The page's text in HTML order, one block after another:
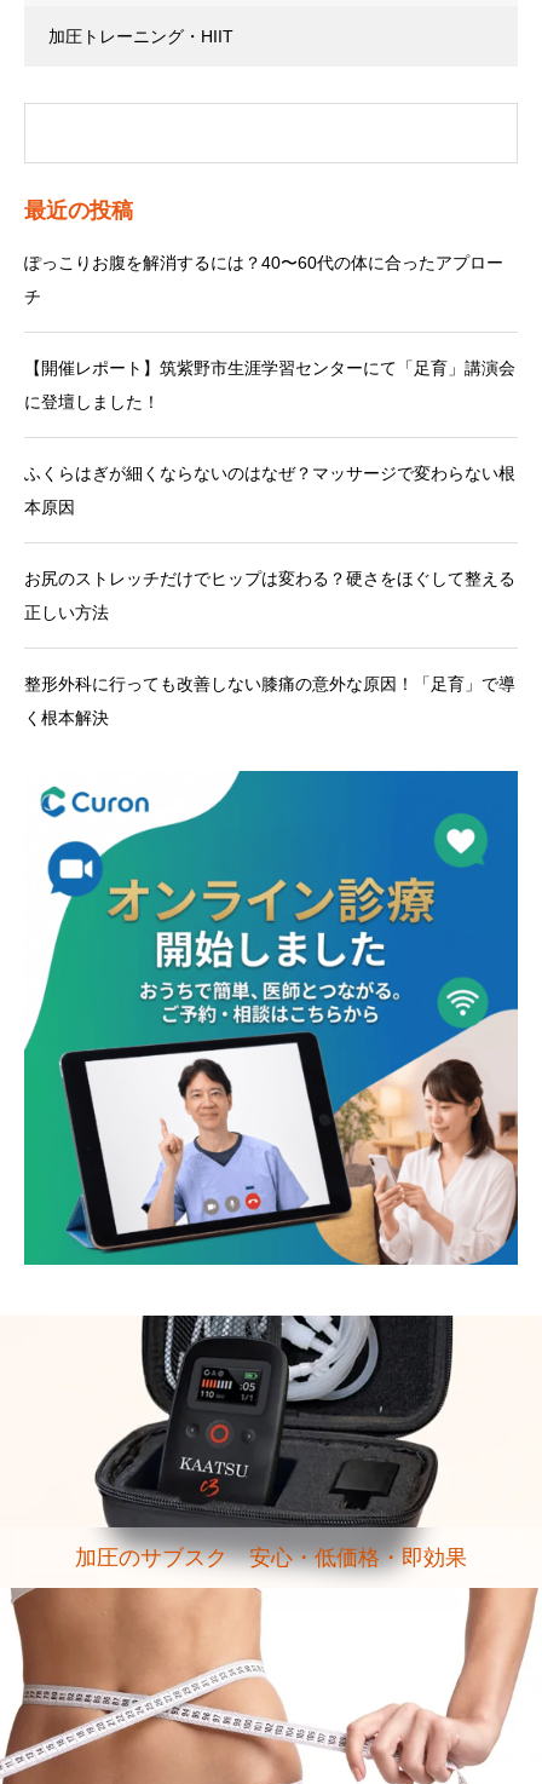
加圧トレーニング・HIIT
最近の投稿
ぽっこりお腹を解消するには？40〜60代の体に合ったアプロー
チ
【開催レポート】筑紫野市生涯学習センターにて「足育」講演会
に登壇しました！
ふくらはぎが細くならないのはなぜ？マッサージで変わらない根
本原因
お尻のストレッチだけでヒップは変わる？硬さをほぐして整える
正しい方法
整形外科に行っても改善しない膝痛の意外な原因！「足育」で導
く根本解決
加圧のサブスク 安心・低価格・即効果